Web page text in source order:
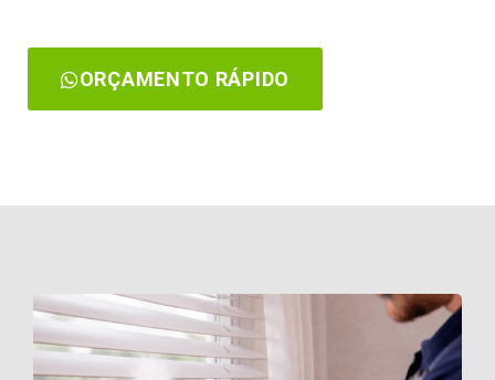
ORÇAMENTO RÁPIDO